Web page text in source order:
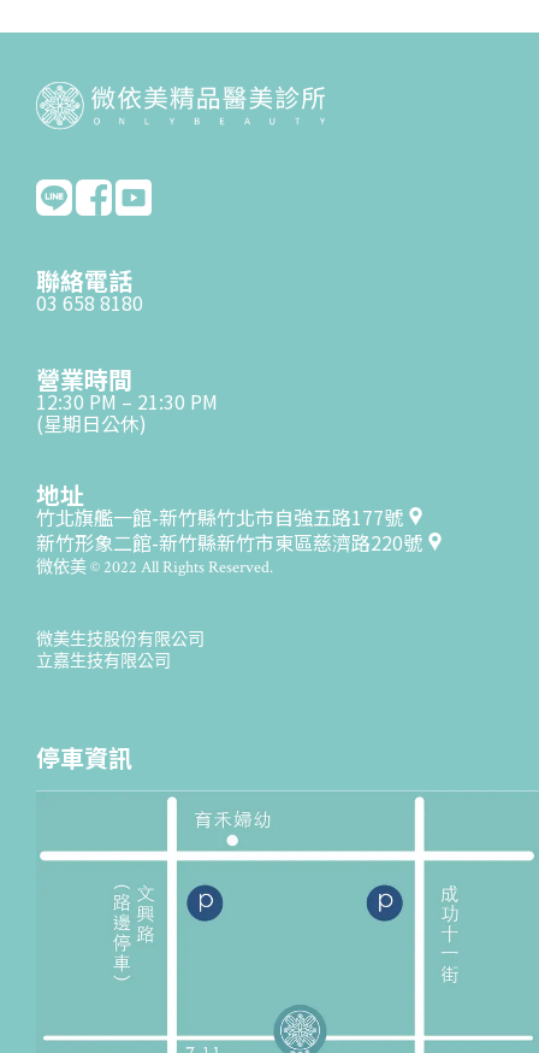
聯絡電話
03 658 8180
營業時間
12:30 PM – 21:30 PM
(星期日公休)
地址
竹北旗艦一館-新竹縣竹北市自強五路177號
新竹形象二館-新竹縣新竹市東區慈濟路220號
微依美 © 2022 All Rights Reserved.
微美生技股份有限公司
立嘉生技有限公司
停車資訊